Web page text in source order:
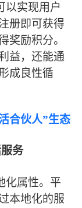
以实现用户
册即可获得
奖励积分。
益，还能通
成良性循
合伙人”生态
务
化属性。平
本地化的服